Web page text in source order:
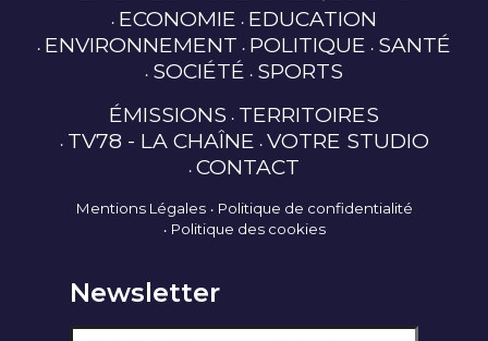
ECONOMIE EDUCATION
ENVIRONNEMENT POLITIQUE SANTÉ
SOCIÉTÉ SPORTS
ÉMISSIONS TERRITOIRES
TV78 - LA CHAÎNE VOTRE STUDIO
CONTACT
Mentions Légales
Politique de confidentialité
Politique des cookies
Newsletter